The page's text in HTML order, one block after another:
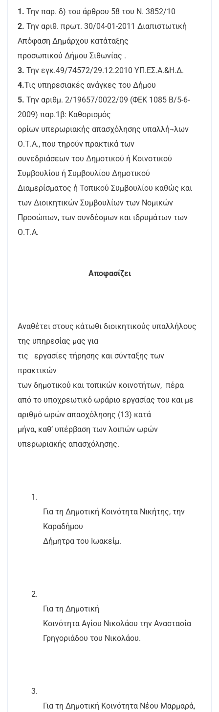
1. Την παρ. δ) του άρθρου 58 του Ν. 3852/10
2. Την αριθ. πρωτ. 30/04-01-2011 Διαπιστωτική
Απόφαση Δημάρχου κατάταξης
προσωπικού Δήμου Σιθωνίας .
3. Την εγκ.49/74572/29.12.2010 ΥΠ.ΕΣ.Α.&Η.Δ.
4.Τις υπηρεσιακές ανάγκες του Δήμου
5. Την αριθμ. 2/19657/0022/09 (ΦΕΚ 1085 Β/5-6-
2009) παρ.1β: Καθορισμός
ορίων υπερωριακής απασχόλησης υπαλλή¬λων
Ο.Τ.Α., που τηρούν πρακτικά των
συνεδριάσεων του Δημοτικού ή Κοινοτικού
Συμβουλίου ή Συμβουλίου Δημοτικού
Διαμερίσματος ή Τοπικού Συμβουλίου καθώς και
των Διοικητικών Συμβουλίων των Νομικών
Προσώπων, των συνδέσμων και ιδρυμάτων των
Ο.Τ.Α.
Αποφασίζει
Αναθέτει στους κάτωθι διοικητικούς υπαλλήλους
της υπηρεσίας μας για
τις
εργασίες τήρησης και σύνταξης των
πρακτικών
των δημοτικού και τοπικών κοινοτήτων, πέρα
από το υποχρεωτικό ωράριο εργασίας του και με
αριθμό ωρών απασχόλησης (13) κατά
μήνα, καθ’ υπέρβαση των λοιπών ωρών
υπερωριακής απασχόλησης.
1.
Για τη Δημοτική Κοινότητα Νικήτης, την
Καραδήμου
Δήμητρα του Ιωακείμ.
2.
Για τη Δημοτική
Κοινότητα Αγίου Νικολάου την Αναστασία
Γρηγοριάδου του Νικολάου.
3.
Για τη Δημοτική Κοινότητα Νέου Μαρμαρά,